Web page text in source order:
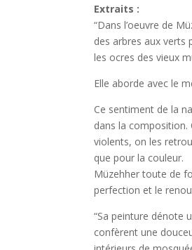
Extraits :
“Dans l’oeuvre de
des arbres aux verts
les ocres des vieux
Elle aborde avec le
Ce sentiment de la
dans la composition.
violents, on les
que pour la couleur.
Müzehher toute de
perfection et le
“Sa peinture dénote
confèrent une